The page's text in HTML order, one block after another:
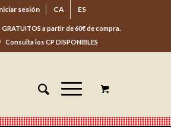
sesión CA ES
GRATUITOS a partir de 60€ de compra.
Consulta los CP DISPONIBLES